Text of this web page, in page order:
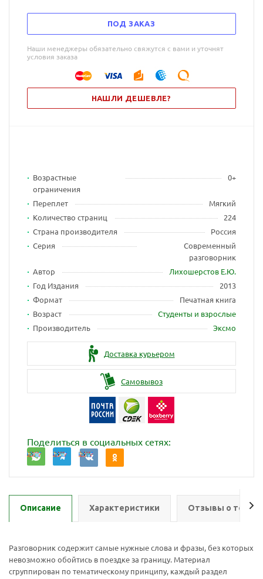
ПОД ЗАКАЗ
Наши менеджеры обязательно свяжутся с вами и уточнят
условия заказа
НАШЛИ ДЕШЕВЛЕ?
Возрастные
ограничения
0+
Переплет
Мягкий
Количество страниц
224
Страна производителя
Россия
Серия
Современный
разговорник
Автор
Лихошерстов Е.Ю.
Год Издания
2013
Формат
Печатная книга
Возраст
Студенты и взрослые
Производитель
Эксмо
Доставка курьером
Самовывоз
Поделиться в социальных сетях:
Описание Характеристики Отзывы о
Разговорник содержит самые нужные слова и фразы, без которых
невозможно обойтись в поездке за границу. Материал
сгруппирован по тематическому принципу, каждый раздел